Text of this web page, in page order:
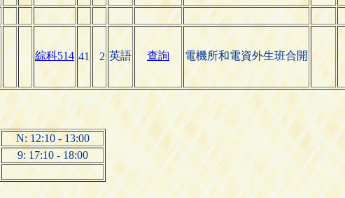
綜科514 41 2 英語 查詢 電機所和電資外生班合開
N: 12:10 - 13:00
9: 17:10 - 18:00